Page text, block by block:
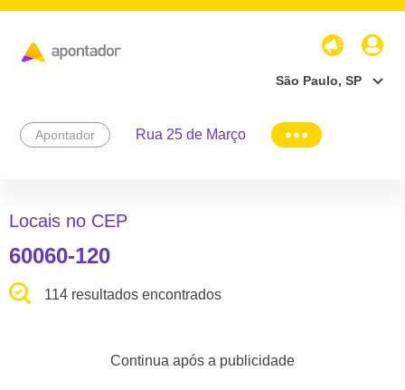
São Paulo, SP
Apontador Rua 25 de Março
Locais no CEP
60060-120
114 resultados encontrados
Continua após a publicidade